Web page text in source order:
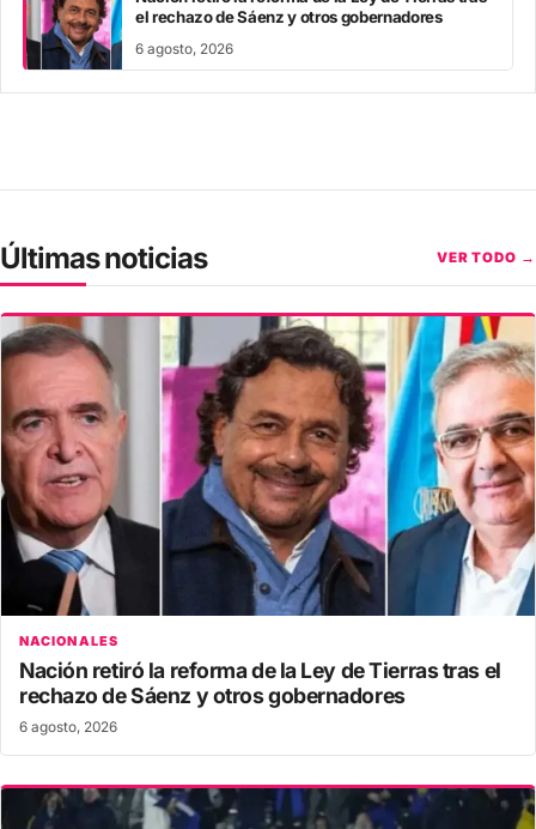
el rechazo de Sáenz y otros gobernadores
6 agosto, 2026
Últimas noticias VER TODO →
NACIONALES
Nación retiró la reforma de la Ley de Tierras tras el
rechazo de Sáenz y otros gobernadores
6 agosto, 2026